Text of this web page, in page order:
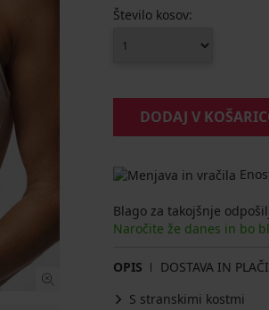
Število kosov:
DODAJ V
Blago za takojšnje
Naročite že danes in bo
OPIS DOSTAVA IN
S stranskimi kostmi